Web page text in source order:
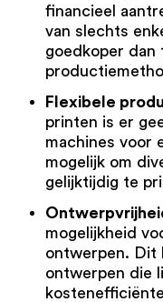
financieel
van slechts
goedkoper dan
Flexibele
printen is er
machines voor
mogelijk om
gelijktijdig te
mogelijkheid
ontwerpen. Dit
ontwerpen die